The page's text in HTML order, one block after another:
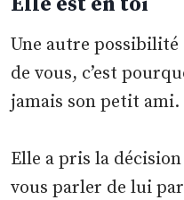
Une autre possibilité
de vous, c’est
jamais son petit ami.
Elle a pris la
vous parler de lui